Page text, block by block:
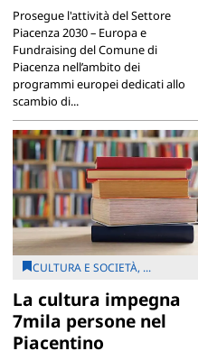
Prosegue l'attività del Settore
Piacenza 2030 – Europa e
Fundraising del Comune di
Piacenza nell’ambito dei
programmi europei dedicati allo
scambio di...
CULTURA E SOCIETÀ, ...
La cultura impegna
7mila persone nel
Piacentino